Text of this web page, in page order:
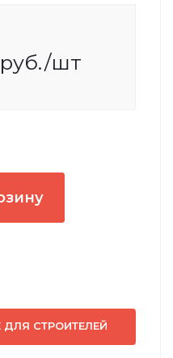
руб./шт
СТРОИТЕЛЕЙ